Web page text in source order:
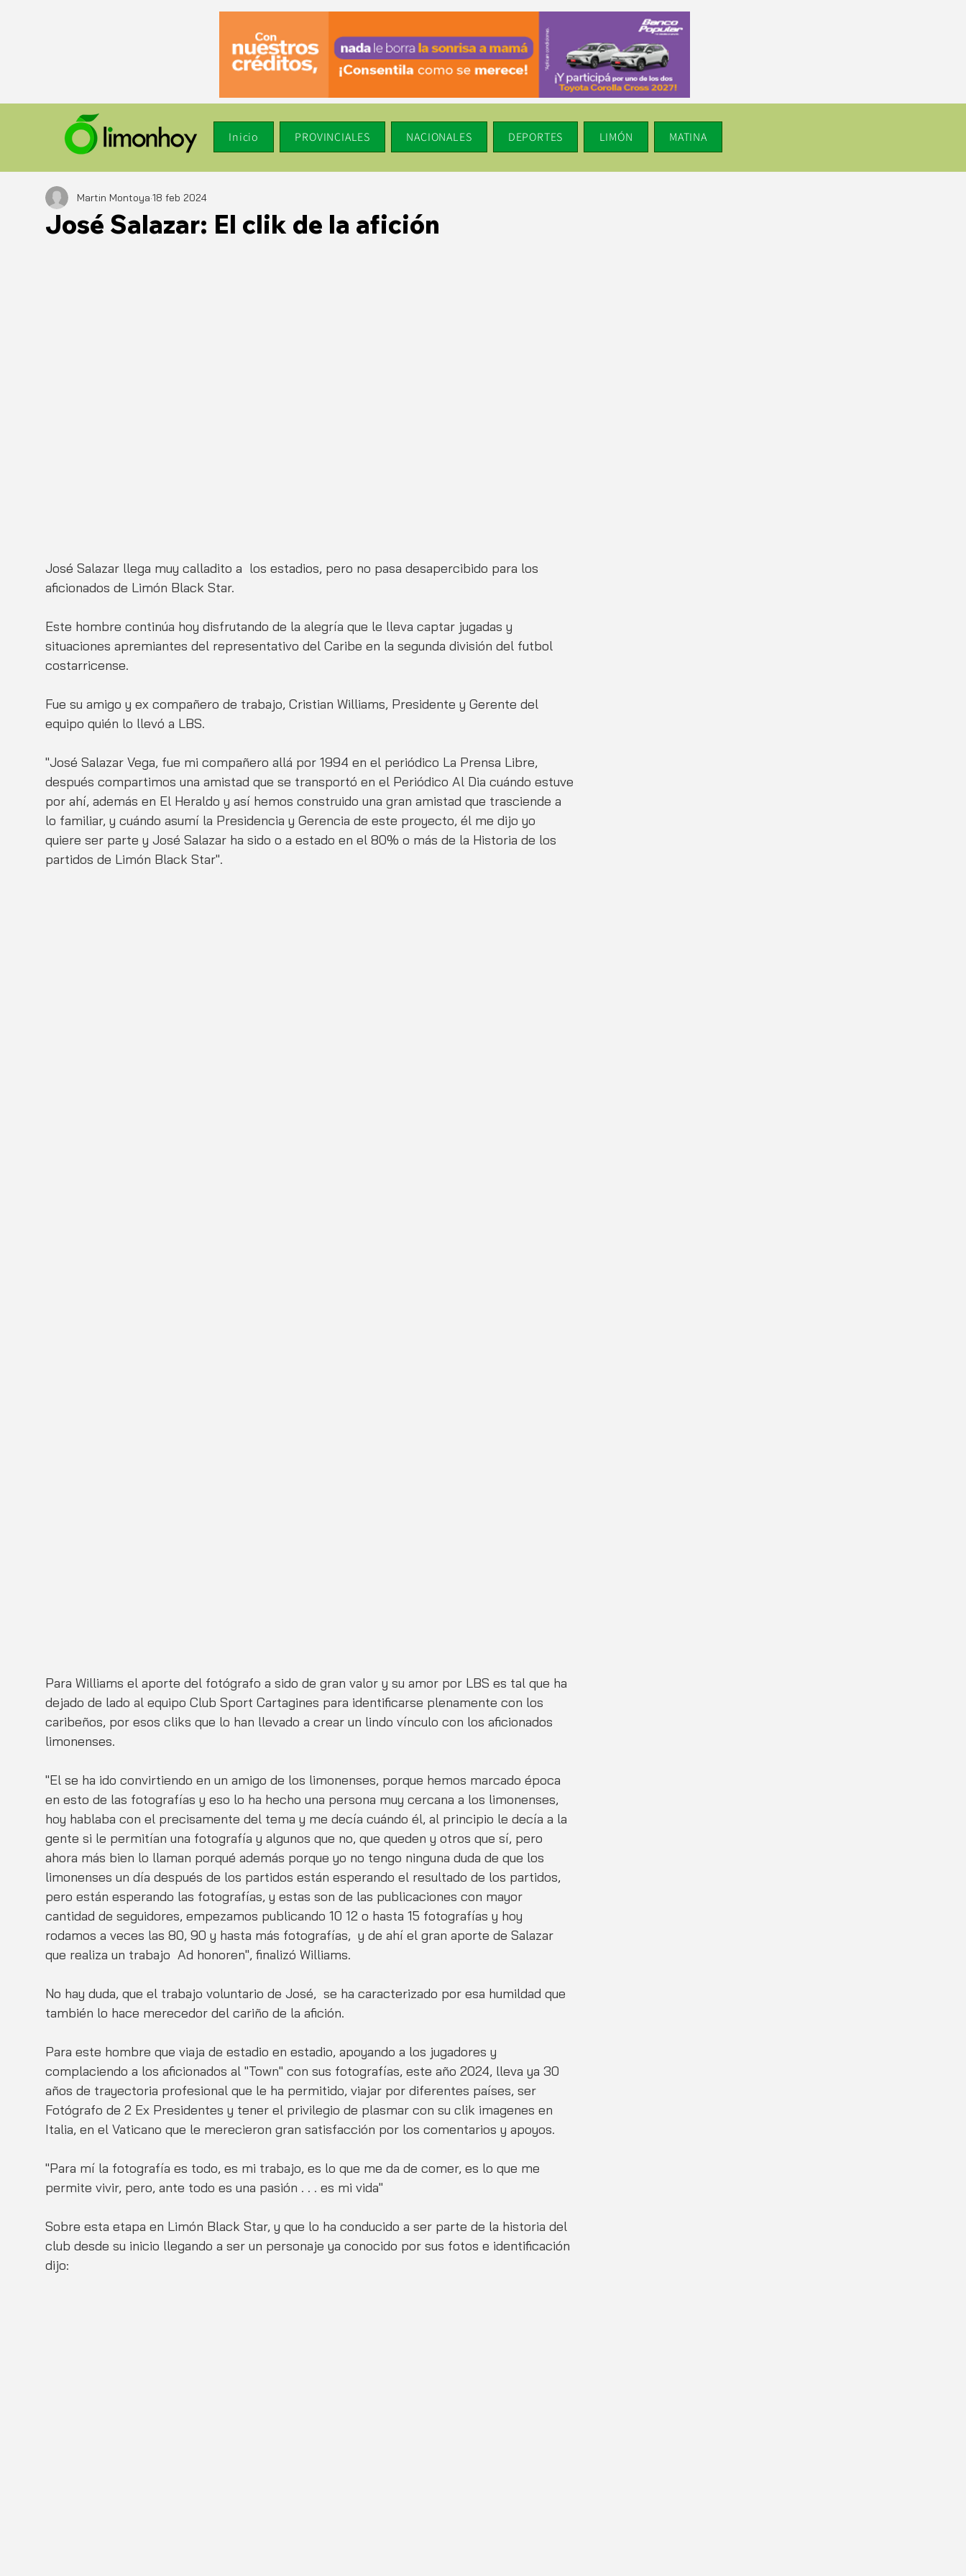
Inicio PROVINCIALES NACIONALES DEPORTES LIMÓN MATINA
José Salazar: El clik de la afición
Martin Montoya 18 feb 2024
José Salazar llega muy calladito a  los estadios, pero no pasa desapercibido para los
aficionados de Limón Black Star.
Este hombre continúa hoy disfrutando de la alegría que le lleva captar jugadas y
situaciones apremiantes del representativo del Caribe en la segunda división del futbol
costarricense.
Fue su amigo y ex compañero de trabajo, Cristian Williams, Presidente y Gerente del
equipo quién lo llevó a LBS.
"José Salazar Vega, fue mi compañero allá por 1994 en el periódico La Prensa Libre,
después compartimos una amistad que se transportó en el Periódico Al Dia cuándo estuve
por ahí, además en El Heraldo y así hemos construido una gran amistad que trasciende a
lo familiar, y cuándo asumí la Presidencia y Gerencia de este proyecto, él me dijo yo
quiere ser parte y José Salazar ha sido o a estado en el 80% o más de la Historia de los
partidos de Limón Black Star".
Para Williams el aporte del fotógrafo a sido de gran valor y su amor por LBS es tal que ha
dejado de lado al equipo Club Sport Cartagines para identificarse plenamente con los
caribeños, por esos cliks que lo han llevado a crear un lindo vínculo con los aficionados
limonenses.
"El se ha ido convirtiendo en un amigo de los limonenses, porque hemos marcado época
en esto de las fotografías y eso lo ha hecho una persona muy cercana a los limonenses,
hoy hablaba con el precisamente del tema y me decía cuándo él, al principio le decía a la
gente si le permitían una fotografía y algunos que no, que queden y otros que sí, pero
ahora más bien lo llaman porqué además porque yo no tengo ninguna duda de que los
limonenses un día después de los partidos están esperando el resultado de los partidos,
pero están esperando las fotografías, y estas son de las publicaciones con mayor
cantidad de seguidores, empezamos publicando 10 12 o hasta 15 fotografías y hoy
rodamos a veces las 80, 90 y hasta más fotografías,  y de ahí el gran aporte de Salazar
que realiza un trabajo  Ad honoren", finalizó Williams.
No hay duda, que el trabajo voluntario de José,  se ha caracterizado por esa humildad que
también lo hace merecedor del cariño de la afición.
Para este hombre que viaja de estadio en estadio, apoyando a los jugadores y
complaciendo a los aficionados al "Town" con sus fotografías, este año 2024, lleva ya 30
años de trayectoria profesional que le ha permitido, viajar por diferentes países, ser
Fotógrafo de 2 Ex Presidentes y tener el privilegio de plasmar con su clik imagenes en
Italia, en el Vaticano que le merecieron gran satisfacción por los comentarios y apoyos.
"Para mí la fotografía es todo, es mi trabajo, es lo que me da de comer, es lo que me
permite vivir, pero, ante todo es una pasión . . . es mi vida"
Sobre esta etapa en Limón Black Star, y que lo ha conducido a ser parte de la historia del
club desde su inicio llegando a ser un personaje ya conocido por sus fotos e identificación
dijo: